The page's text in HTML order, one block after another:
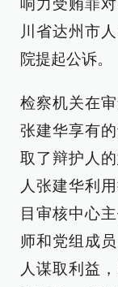
响力受贿罪
川省达州市
院提起公诉。
检察机关在
张建华享有
取了辩护人
人张建华利
目审核中心
师和党组成
人谋取利益